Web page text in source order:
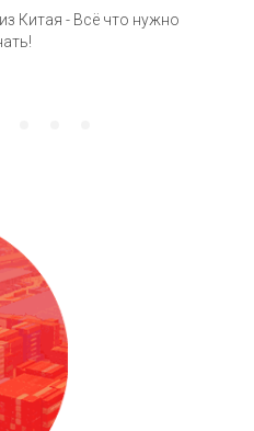
Китая - Всё что нужно